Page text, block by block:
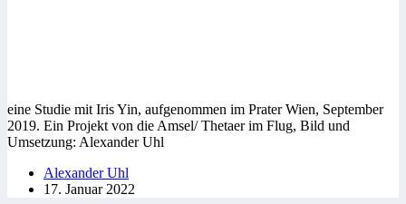
eine Studie mit Iris Yin, aufgenommen im Prater Wien, September
2019. Ein Projekt von die Amsel/ Thetaer im Flug, Bild und
Umsetzung: Alexander Uhl
Alexander Uhl
17. Januar 2022